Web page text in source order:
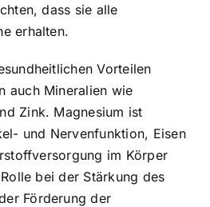
dass sie alle
erhalten.
Vorteilen
auch Mineralien wie
Zink. Magnesium ist
und Nervenfunktion, Eisen
im Körper
bei der Stärkung des
Förderung der